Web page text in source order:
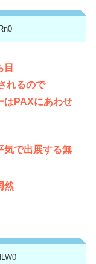
目
れるので
はPAXにあわせ
気で出展する無
然